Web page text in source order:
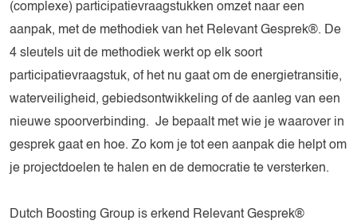
(complexe) participatievraagstukken omzet naar een
aanpak, met de methodiek van het Relevant Gesprek®. De
4 sleutels uit de methodiek werkt op elk soort
participatievraagstuk, of het nu gaat om de energietransitie,
waterveiligheid, gebiedsontwikkeling of de aanleg van een
nieuwe spoorverbinding. Je bepaalt met wie je waarover in
gesprek gaat en hoe. Zo kom je tot een aanpak die helpt om
je projectdoelen te halen en de democratie te versterken.
Dutch Boosting Group is erkend Relevant Gesprek®